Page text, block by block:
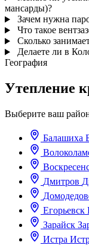
мансарды)?
Зачем нужна
Что такое
Сколько
Делаете ли в
География
Утепление
Выберите ваш
Балашиха
Дмитров
Егорьевск
Зарайск
Истра